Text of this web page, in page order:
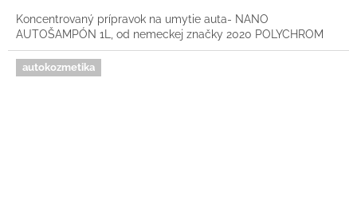
Koncentrovaný prípravok na umytie auta- NANO
AUTOŠAMPÓN 1L, od nemeckej značky 2020 POLYCHROM
autokozmetika